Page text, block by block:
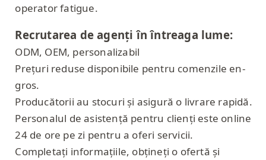
operator fatigue.
Recrutarea de agenți în întreaga lume:
ODM, OEM, personalizabil
Prețuri reduse disponibile pentru comenzile en-
gros.
Producătorii au stocuri și asigură o livrare rapidă.
Personalul de asistență pentru clienți este online
24 de ore pe zi pentru a oferi servicii.
Completați informațiile, obțineți o ofertă și